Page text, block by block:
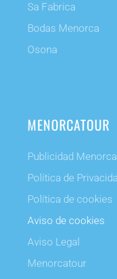
Sa Fabrica
Bodas Menorca
Osona
MENORCATOUR
Publicidad
Política de
Política de cookies
Aviso de cookies
Aviso Legal
Menorcatour